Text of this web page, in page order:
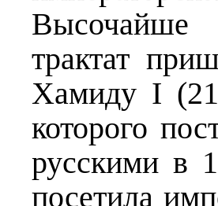
Высочайше
трактат
Хамиду I
которого
русскими в
посетила